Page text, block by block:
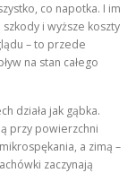
co napotka. I im
i wyższe koszty
– to przede
na stan całego
działa jak gąbka.
przy powierzchni
a zimą –
zaczynają